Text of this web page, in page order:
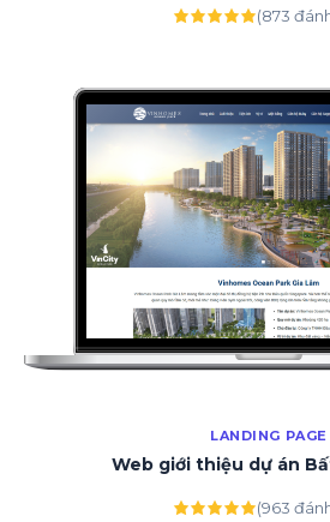
(873
LANDING PAGE
Web giới thiệu dự án
(963